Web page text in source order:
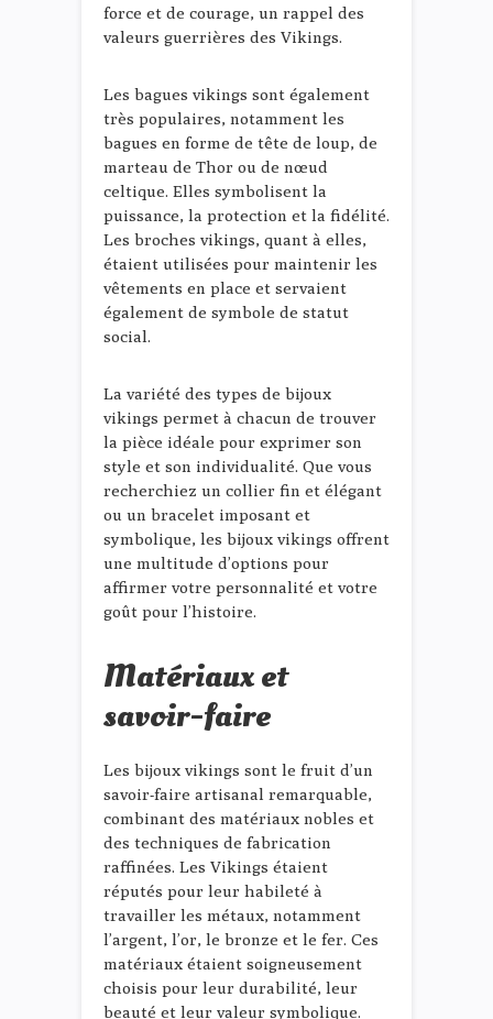
force et de courage, un rappel des
valeurs guerrières des Vikings.
Les bagues vikings sont également
très populaires, notamment les
bagues en forme de tête de loup, de
marteau de Thor ou de nœud
celtique. Elles symbolisent la
puissance, la protection et la fidélité.
Les broches vikings, quant à elles,
étaient utilisées pour maintenir les
vêtements en place et servaient
également de symbole de statut
social.
La variété des types de bijoux
vikings permet à chacun de trouver
la pièce idéale pour exprimer son
style et son individualité. Que vous
recherchiez un collier fin et élégant
ou un bracelet imposant et
symbolique, les bijoux vikings offrent
une multitude d’options pour
affirmer votre personnalité et votre
goût pour l’histoire.
Matériaux et
savoir-faire
Les bijoux vikings sont le fruit d’un
savoir-faire artisanal remarquable,
combinant des matériaux nobles et
des techniques de fabrication
raffinées. Les Vikings étaient
réputés pour leur habileté à
travailler les métaux, notamment
l’argent, l’or, le bronze et le fer. Ces
matériaux étaient soigneusement
choisis pour leur durabilité, leur
beauté et leur valeur symbolique.